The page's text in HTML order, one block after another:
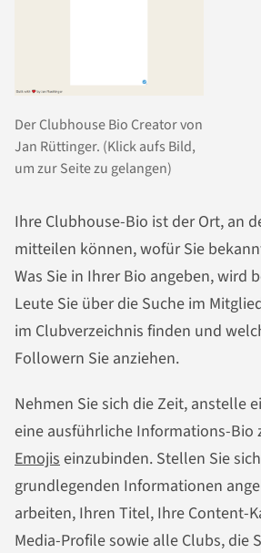
Der Clubhouse Bio Creator von
Jan Rüttinger. (Klick aufs Bild,
um zur Seite zu gelangen)
Ihre Clubhouse-Bio ist der Ort, an
mitteilen können, wofür Sie
Was Sie in Ihrer Bio angeben, wird
Leute Sie über die Suche im
im Clubverzeichnis finden und
Followern Sie anziehen.
Nehmen Sie sich die Zeit, anstelle
eine ausführliche Informations-Bio
Emojis einzubinden. Stellen Sie
grundlegenden Informationen
arbeiten, Ihren Titel, Ihre Content-
Media-Profile sowie alle Clubs, die